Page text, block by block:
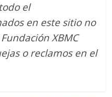
el
en este sitio no
XBMC
o reclamos en el